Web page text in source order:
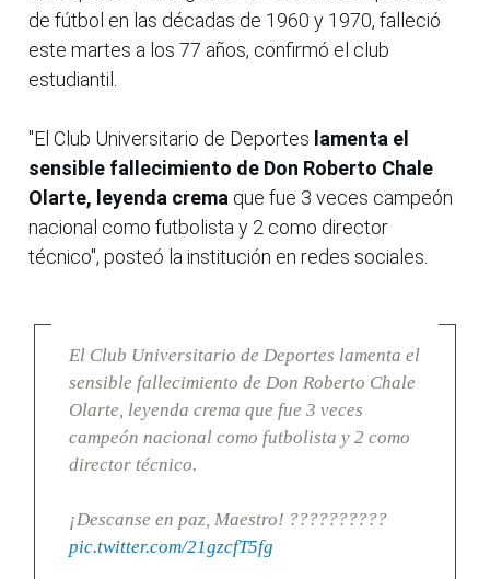
de fútbol en las décadas de 1960 y 1970, falleció
este martes a los 77 años, confirmó el club
estudiantil.
"El Club Universitario de Deportes lamenta el
sensible fallecimiento de Don Roberto Chale
Olarte, leyenda crema que fue 3 veces campeón
nacional como futbolista y 2 como director
técnico", posteó la institución en redes sociales.
El Club Universitario de Deportes lamenta el
sensible fallecimiento de Don Roberto Chale
Olarte, leyenda crema que fue 3 veces
campeón nacional como futbolista y 2 como
director técnico.
¡Descanse en paz, Maestro! ??????????
pic.twitter.com/21gzcfT5fg